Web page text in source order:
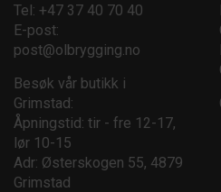
Tel: +47 37 40 70 40
E-post:
post@olbrygging.no
Besøk vår butikk i
Grimstad:
Åpningstid: tir - fre 12-17,
lør 10-15
Adr: Østerskogen 55, 4879
Grimstad